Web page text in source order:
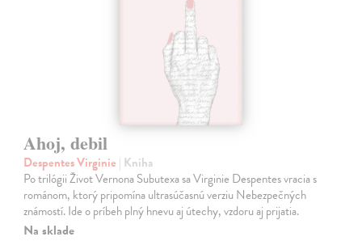
Ahoj, debil
Despentes Virginie | Kniha
Po trilógii Život Vernona Subutexa sa Virginie Despentes vracia s
románom, ktorý pripomína ultrasúčasnú verziu Nebezpečných
známostí. Ide o príbeh plný hnevu aj útechy, vzdoru aj prijatia.
Na sklade